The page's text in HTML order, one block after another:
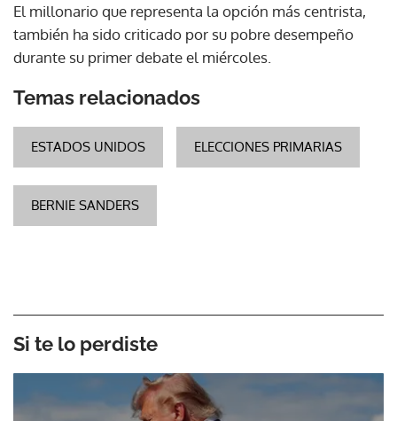
El millonario que representa la opción más centrista,
también ha sido criticado por su pobre desempeño
durante su primer debate el miércoles.
Temas relacionados
ESTADOS UNIDOS ELECCIONES PRIMARIAS
BERNIE SANDERS
Si te lo perdiste